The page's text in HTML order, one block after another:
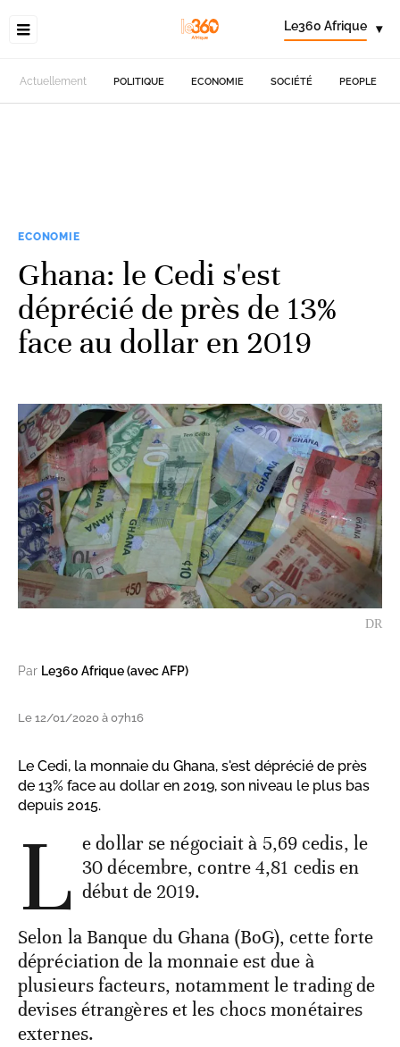
Le360 Afrique ▾
Actuellement POLITIQUE ECONOMIE SOCIÉTÉ PEOPLE
ECONOMIE
Ghana: le Cedi s'est
déprécié de près de 13%
face au dollar en 2019
DR
Par Le360 Afrique (avec AFP)
Le 12/01/2020 à 07h16
Le Cedi, la monnaie du Ghana, s'est déprécié de près
de 13% face au dollar en 2019, son niveau le plus bas
depuis 2015.
L e dollar se négociait à 5,69 cedis, le
30 décembre, contre 4,81 cedis en
début de 2019.
Selon la Banque du Ghana (BoG), cette forte
dépréciation de la monnaie est due à
plusieurs facteurs, notamment le trading de
devises étrangères et les chocs monétaires
externes.